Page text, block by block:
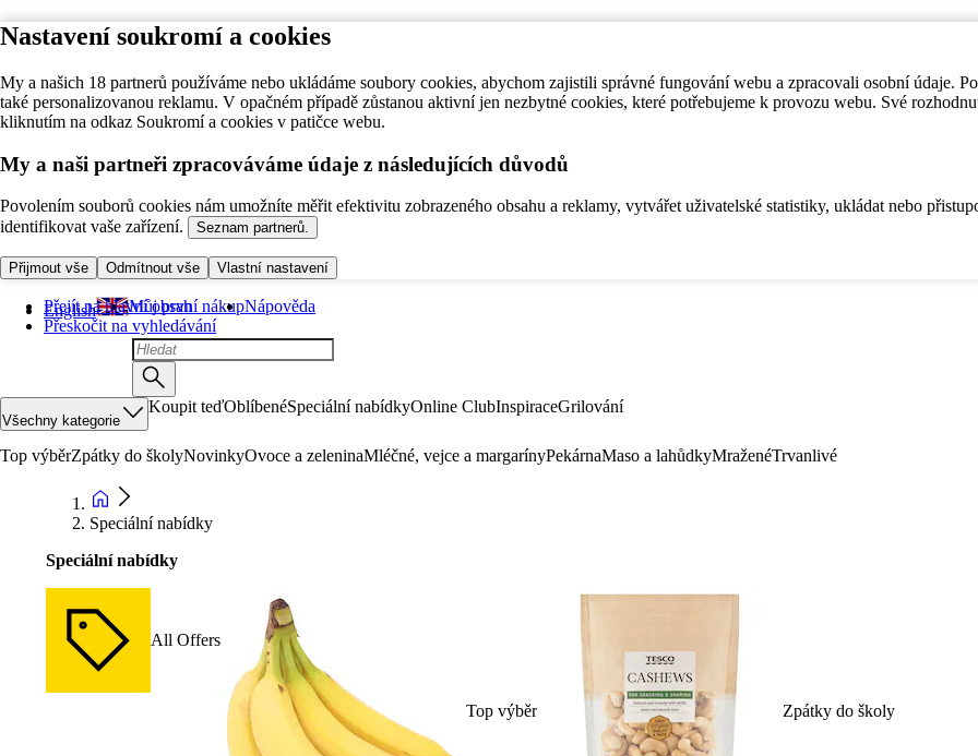
Nastavení soukromí a cookies
My a našich 18 partnerů používáme nebo ukládáme soubory cookies, abychom zajistili správné fungování webu a zpracovali osobní údaje.
také personalizovanou reklamu. V opačném případě zůstanou aktivní jen nezbytné cookies, které potřebujeme k provozu webu. Své
kliknutím na odkaz Soukromí a cookies v patičce webu.
My a naši partneři zpracováváme údaje z následujících důvodů
Povolením souborů cookies nám umožníte měřit efektivitu zobrazeného obsahu a reklamy, vytvářet uživatelské statistiky, ukládat nebo
identifikovat vaše zařízení.
Seznam partnerů.
Přijmout vše Odmítnout vše Vlastní nastavení
Přejít na hlavní obsah
Přeskočit na vyhledávání
English Můj první nákupNápověda
Všechny kategorie
Koupit teďOblíbenéSpeciální nabídkyOnline ClubInspiraceGrilování
Top výběrZpátky do školyNovinkyOvoce a zeleninaMléčné, vejce a margarínyPekárnaMaso a lahůdkyMraženéTrvanlivé
Speciální nabídky
Speciální nabídky
All Offers
Top výběr Zpátky do školy